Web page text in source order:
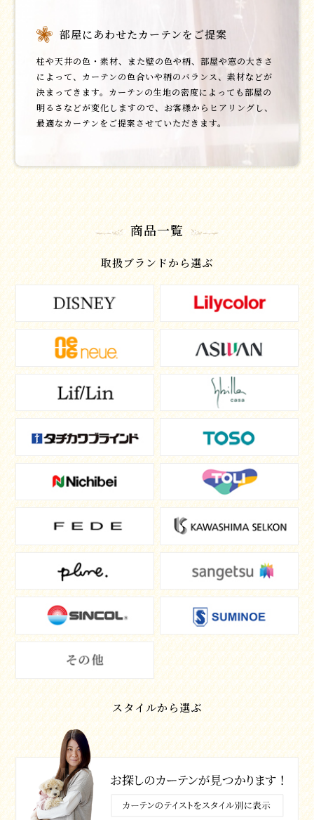
部屋にあわせたカーテンをご提案
柱や天井の色・素材、また壁の色や柄、部屋や窓の大きさ
によって、カーテンの色合いや柄のバランス、素材などが
決まってきます。カーテンの生地の密度によっても部屋の
明るさなどが変化しますので、お客様からヒアリングし、
最適なカーテンをご提案させていただきます。
商品一覧
取扱ブランドから選ぶ
スタイルから選ぶ